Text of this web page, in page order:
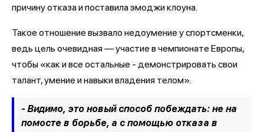
причину отказа и поставила эмоджи клоуна.
Такое отношение вызвало недоумение у спортсменки,
ведь цель очевидная — участие в чемпионате Европы,
чтобы «как и все остальные - демонстрировать свои
талант, умение и навыки владения телом».
- Видимо, это новый способ побеждать: не на
помосте в борьбе, а с помощью отказа в